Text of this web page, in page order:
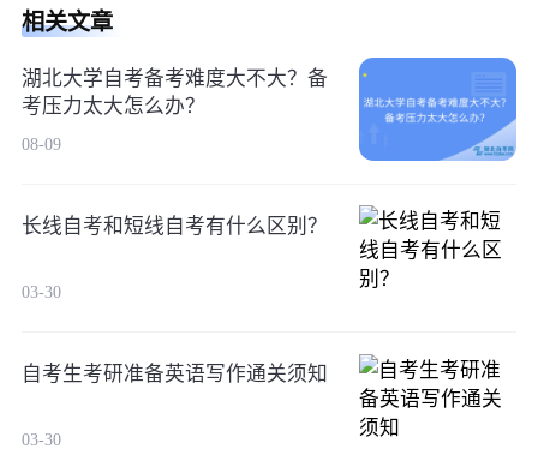
相关文章
湖北大学自考备考难度大不大？备
考压力太大怎么办？
08-09
长线自考和短线自考有什么区别？
03-30
自考生考研准备英语写作通关须知
03-30